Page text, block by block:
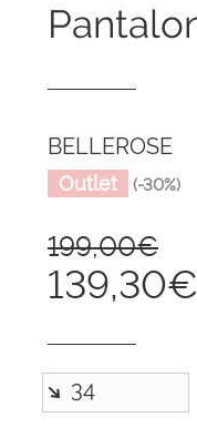
BELLEROSE
Outlet (-30%)
199,00€
139,30€